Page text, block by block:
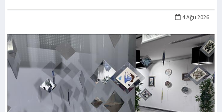
4 Ağu 2026